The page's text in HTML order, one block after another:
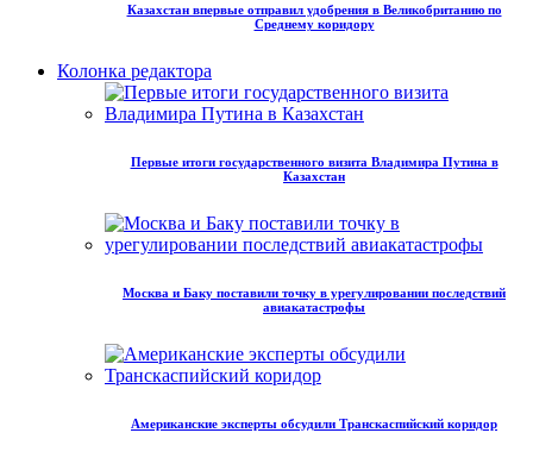
Казахстан впервые отправил удобрения в Великобританию по
Среднему коридору
Колонка редактора
Первые итоги государственного визита Владимира Путина в
Казахстан
Москва и Баку поставили точку в урегулировании последствий
авиакатастрофы
Американские эксперты обсудили Транскаспийский коридор